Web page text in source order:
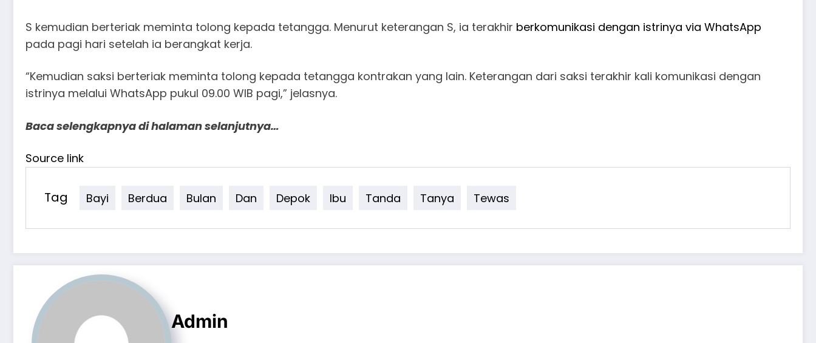
S kemudian berteriak meminta tolong kepada tetangga. Menurut keterangan S, ia terakhir berkomunikasi dengan istrinya via WhatsApp
pada pagi hari setelah ia berangkat kerja.
“Kemudian saksi berteriak meminta tolong kepada tetangga kontrakan yang lain. Keterangan dari saksi terakhir kali komunikasi dengan
istrinya melalui WhatsApp pukul 09.00 WIB pagi,” jelasnya.
Baca selengkapnya di halaman selanjutnya…
Source link
Tag Bayi Berdua Bulan Dan Depok Ibu Tanda Tanya Tewas
Admin